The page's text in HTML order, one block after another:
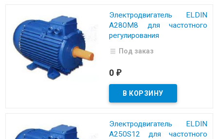
Электродвигатель ELDIN
A280M8 для частотного
регулирования
Под заказ
0 ₽
Электродвигатель ELDIN
A250S12 для частотного